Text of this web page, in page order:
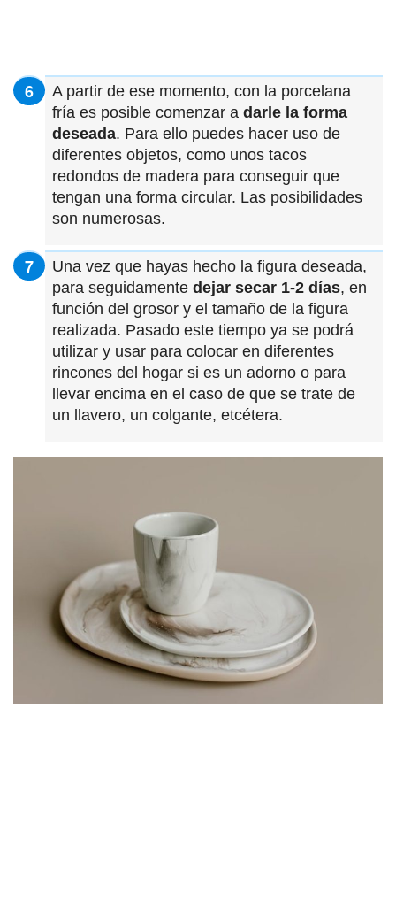
A partir de ese momento, con la porcelana
fría es posible comenzar a darle la forma
deseada. Para ello puedes hacer uso de
diferentes objetos, como unos tacos
redondos de madera para conseguir que
tengan una forma circular. Las posibilidades
son numerosas.
Una vez que hayas hecho la figura deseada,
para seguidamente dejar secar 1-2 días, en
función del grosor y el tamaño de la figura
realizada. Pasado este tiempo ya se podrá
utilizar y usar para colocar en diferentes
rincones del hogar si es un adorno o para
llevar encima en el caso de que se trate de
un llavero, un colgante, etcétera.